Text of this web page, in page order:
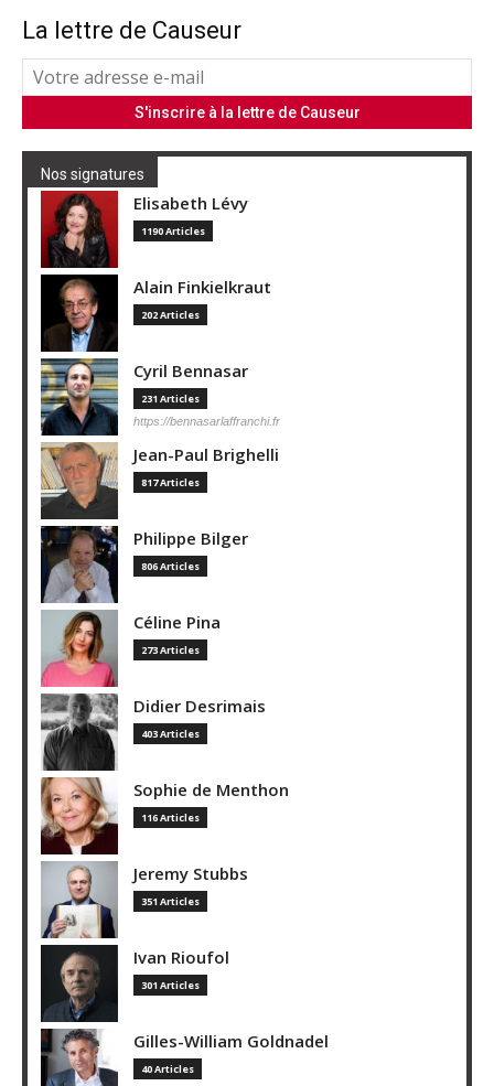
La lettre de Causeur
Nos signatures
Elisabeth Lévy
1190 Articles
Alain Finkielkraut
202 Articles
Cyril Bennasar
231 Articles
https://bennasarlaffranchi.fr
Jean-Paul Brighelli
817 Articles
Philippe Bilger
806 Articles
Céline Pina
273 Articles
Didier Desrimais
403 Articles
Sophie de Menthon
116 Articles
Jeremy Stubbs
351 Articles
Ivan Rioufol
301 Articles
Gilles-William Goldnadel
40 Articles